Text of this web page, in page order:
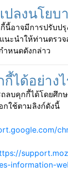
ปลงนโยบ
มีการปรับปรุงแ
นะนำให้ท่านตรว
ำหนดดังกล่าว
ได้อย่างไ
กี้ได้โดยศึกษาวิ
กใช้ตามลิงก์ดังนี้
information-